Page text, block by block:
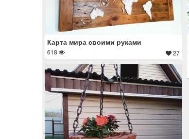
Карта мира своими руками
618 27